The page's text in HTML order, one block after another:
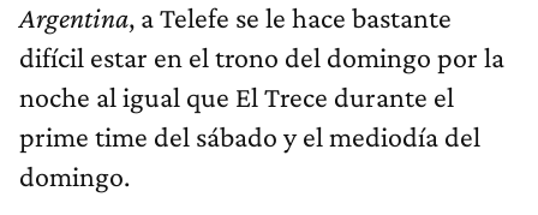
Argentina, a Telefe se le hace bastante
difícil estar en el trono del domingo por la
noche al igual que El Trece durante el
prime time del sábado y el mediodía del
domingo.